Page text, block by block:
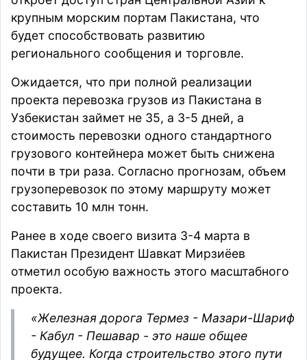
крупным морским портам Пакистана, что
будет способствовать развитию
регионального сообщения и торговле.
Ожидается, что при полной реализации
проекта перевозка грузов из Пакистана в
Узбекистан займет не 35, а 3-5 дней, а
стоимость перевозки одного стандартного
грузового контейнера может быть снижена
почти в три раза. Согласно прогнозам, объем
грузоперевозок по этому маршруту может
составить 10 млн тонн.
Ранее в ходе своего визита 3-4 марта в
Пакистан Президент Шавкат Мирзиёев
отметил особую важность этого масштабного
проекта.
«Железная дорога Термез - Мазари-Шариф
- Кабул - Пешавар - это наше общее
будущее. Когда строительство этого пути